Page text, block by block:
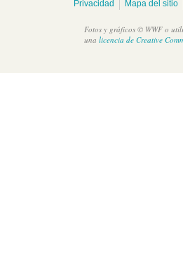
Privacidad Mapa del sitio
Fotos y gráficos © WWF o
una licencia de Creative